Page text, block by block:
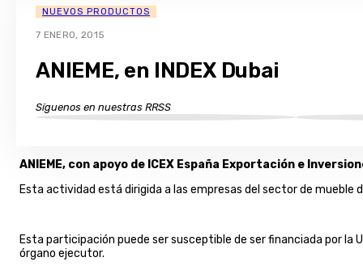
NUEVOS PRODUCTOS
7 ENERO, 2015
ANIEME, en INDEX Dubai
Síguenos en nuestras RRSS
ANIEME, con apoyo de ICEX España Exportación e
Esta actividad está dirigida a las empresas del sector de mueble
Esta participación puede ser susceptible de ser financiada por la
órgano ejecutor.